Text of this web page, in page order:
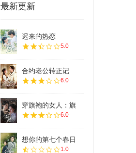
最新更新
迟来的热恋
5.0
合约老公转正记
6.0
穿旗袍的女人：旗
6.0
想你的第七个春日
1.0